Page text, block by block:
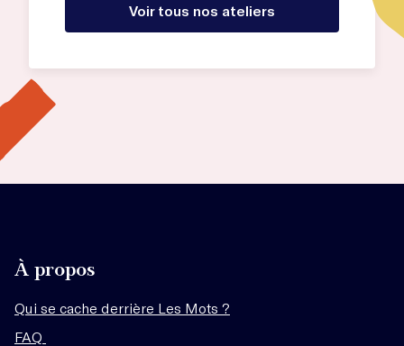
Voir tous nos ateliers
À propos
Qui se cache derrière Les Mots ?
FAQ